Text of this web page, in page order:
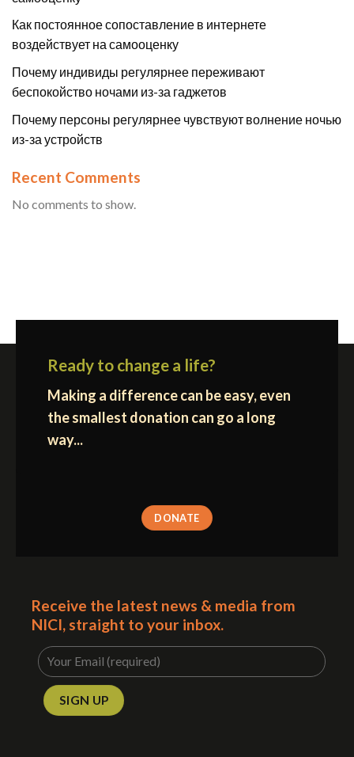
Как постоянное сопоставление в интернете
воздействует на самооценку
Почему индивиды регулярнее переживают
беспокойство ночами из-за гаджетов
Почему персоны регулярнее чувствуют волнение ночью
из-за устройств
Recent Comments
No comments to show.
Ready to change a life?
Making a difference can be easy, even
the smallest donation can go a long
way...
DONATE
Receive the latest news & media from
NICI, straight to your inbox.